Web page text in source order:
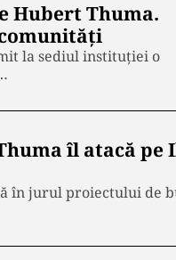
Hubert Thuma.
la sediul instituției o
îl atacă pe
în jurul proiectului de